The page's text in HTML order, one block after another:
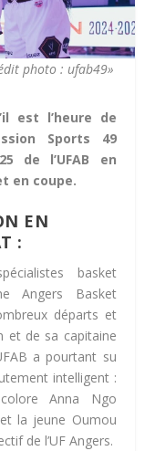
photo : ufab49»
est l’heure de
Sports 49
de l’UFAB en
en coupe.
EN
:
basket
Angers Basket
départs et
et de sa capitaine
a pourtant su
intelligent :
Anna Ngo
la jeune Oumou
de l’UF Angers.